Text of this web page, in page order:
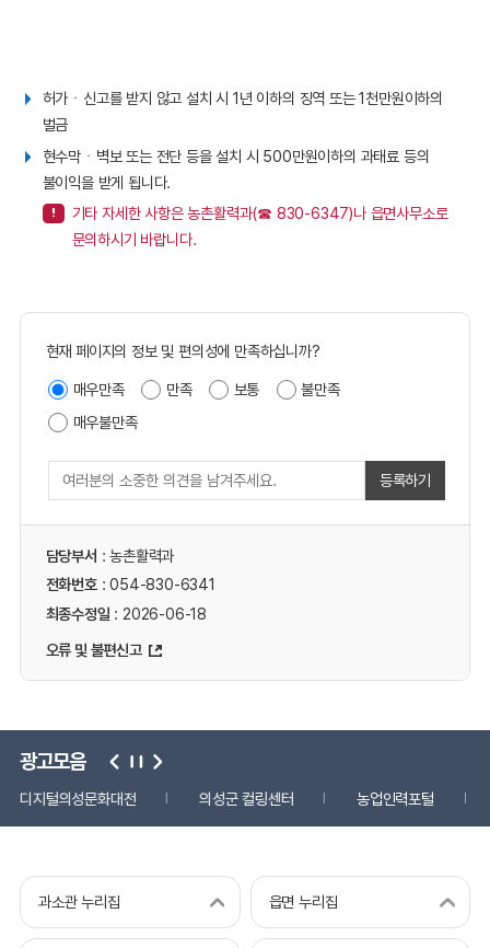
허가ㆍ신고를 받지 않고 설치 시 1년 이하의 징역 또는 1천만원이하의
벌금
현수막ㆍ벽보 또는 전단 등을 설치 시 500만원이하의 과태료 등의
불이익을 받게 됩니다.
기타 자세한 사항은 농촌활력과(☎ 830-6347)나 읍면사무소로
문의하시기 바랍니다.
현재 페이지의 정보 및 편의성에 만족하십니까?
매우만족 만족 보통
불만족
매우불만족
등록하기
담당부서 : 농촌활력과
전화번호: 054-830-6341
최종수정일 : 2026-06-18
오류 및 불편신고
광고모음
디지털의성문화대전 의성군 컬링센터 농업인력포털
과소관 누리집 읍면 누리집